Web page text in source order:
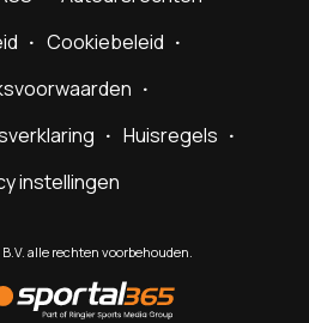
Cookiebeleid
Huisregels
instellingen
B.V. alle rechten voorbehouden.
by
Sportal365